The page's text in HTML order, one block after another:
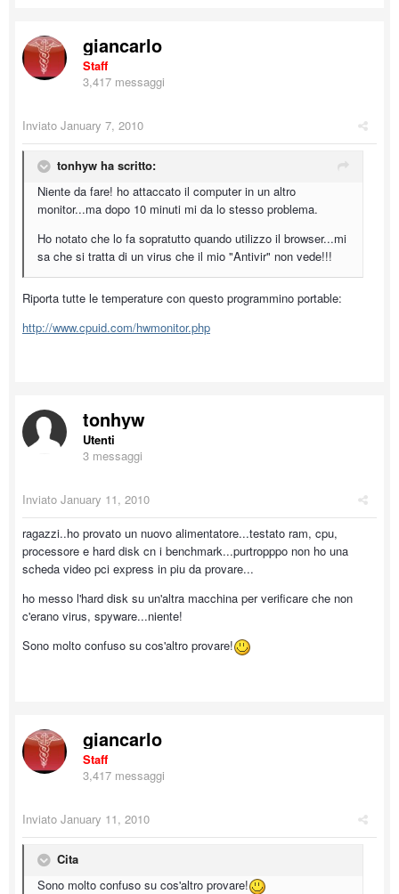
giancarlo
Staff
3,417 messaggi
Inviato January 7, 2010
tonhyw ha scritto:
Niente da fare! ho attaccato il computer in un altro
monitor...ma dopo 10 minuti mi da lo stesso problema.
Ho notato che lo fa sopratutto quando utilizzo il browser...mi
sa che si tratta di un virus che il mio "Antivir" non vede!!!
Riporta tutte le temperature con questo programmino portable:
http://www.cpuid.com/hwmonitor.php
tonhyw
Utenti
3 messaggi
Inviato January 11, 2010
ragazzi..ho provato un nuovo alimentatore...testato ram, cpu,
processore e hard disk cn i benchmark...purtropppo non ho una
scheda video pci express in piu da provare...
ho messo l'hard disk su un'altra macchina per verificare che non
c'erano virus, spyware...niente!
Sono molto confuso su cos'altro provare!
giancarlo
Staff
3,417 messaggi
Inviato January 11, 2010
Cita
Sono molto confuso su cos'altro provare!